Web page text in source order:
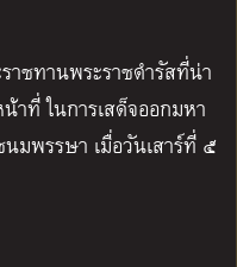
าชทานพระราชดำรัสที่น่า
าที่ ในการเสด็จออกมหา
มพรรษา เมื่อวันเสาร์ที่ ๕